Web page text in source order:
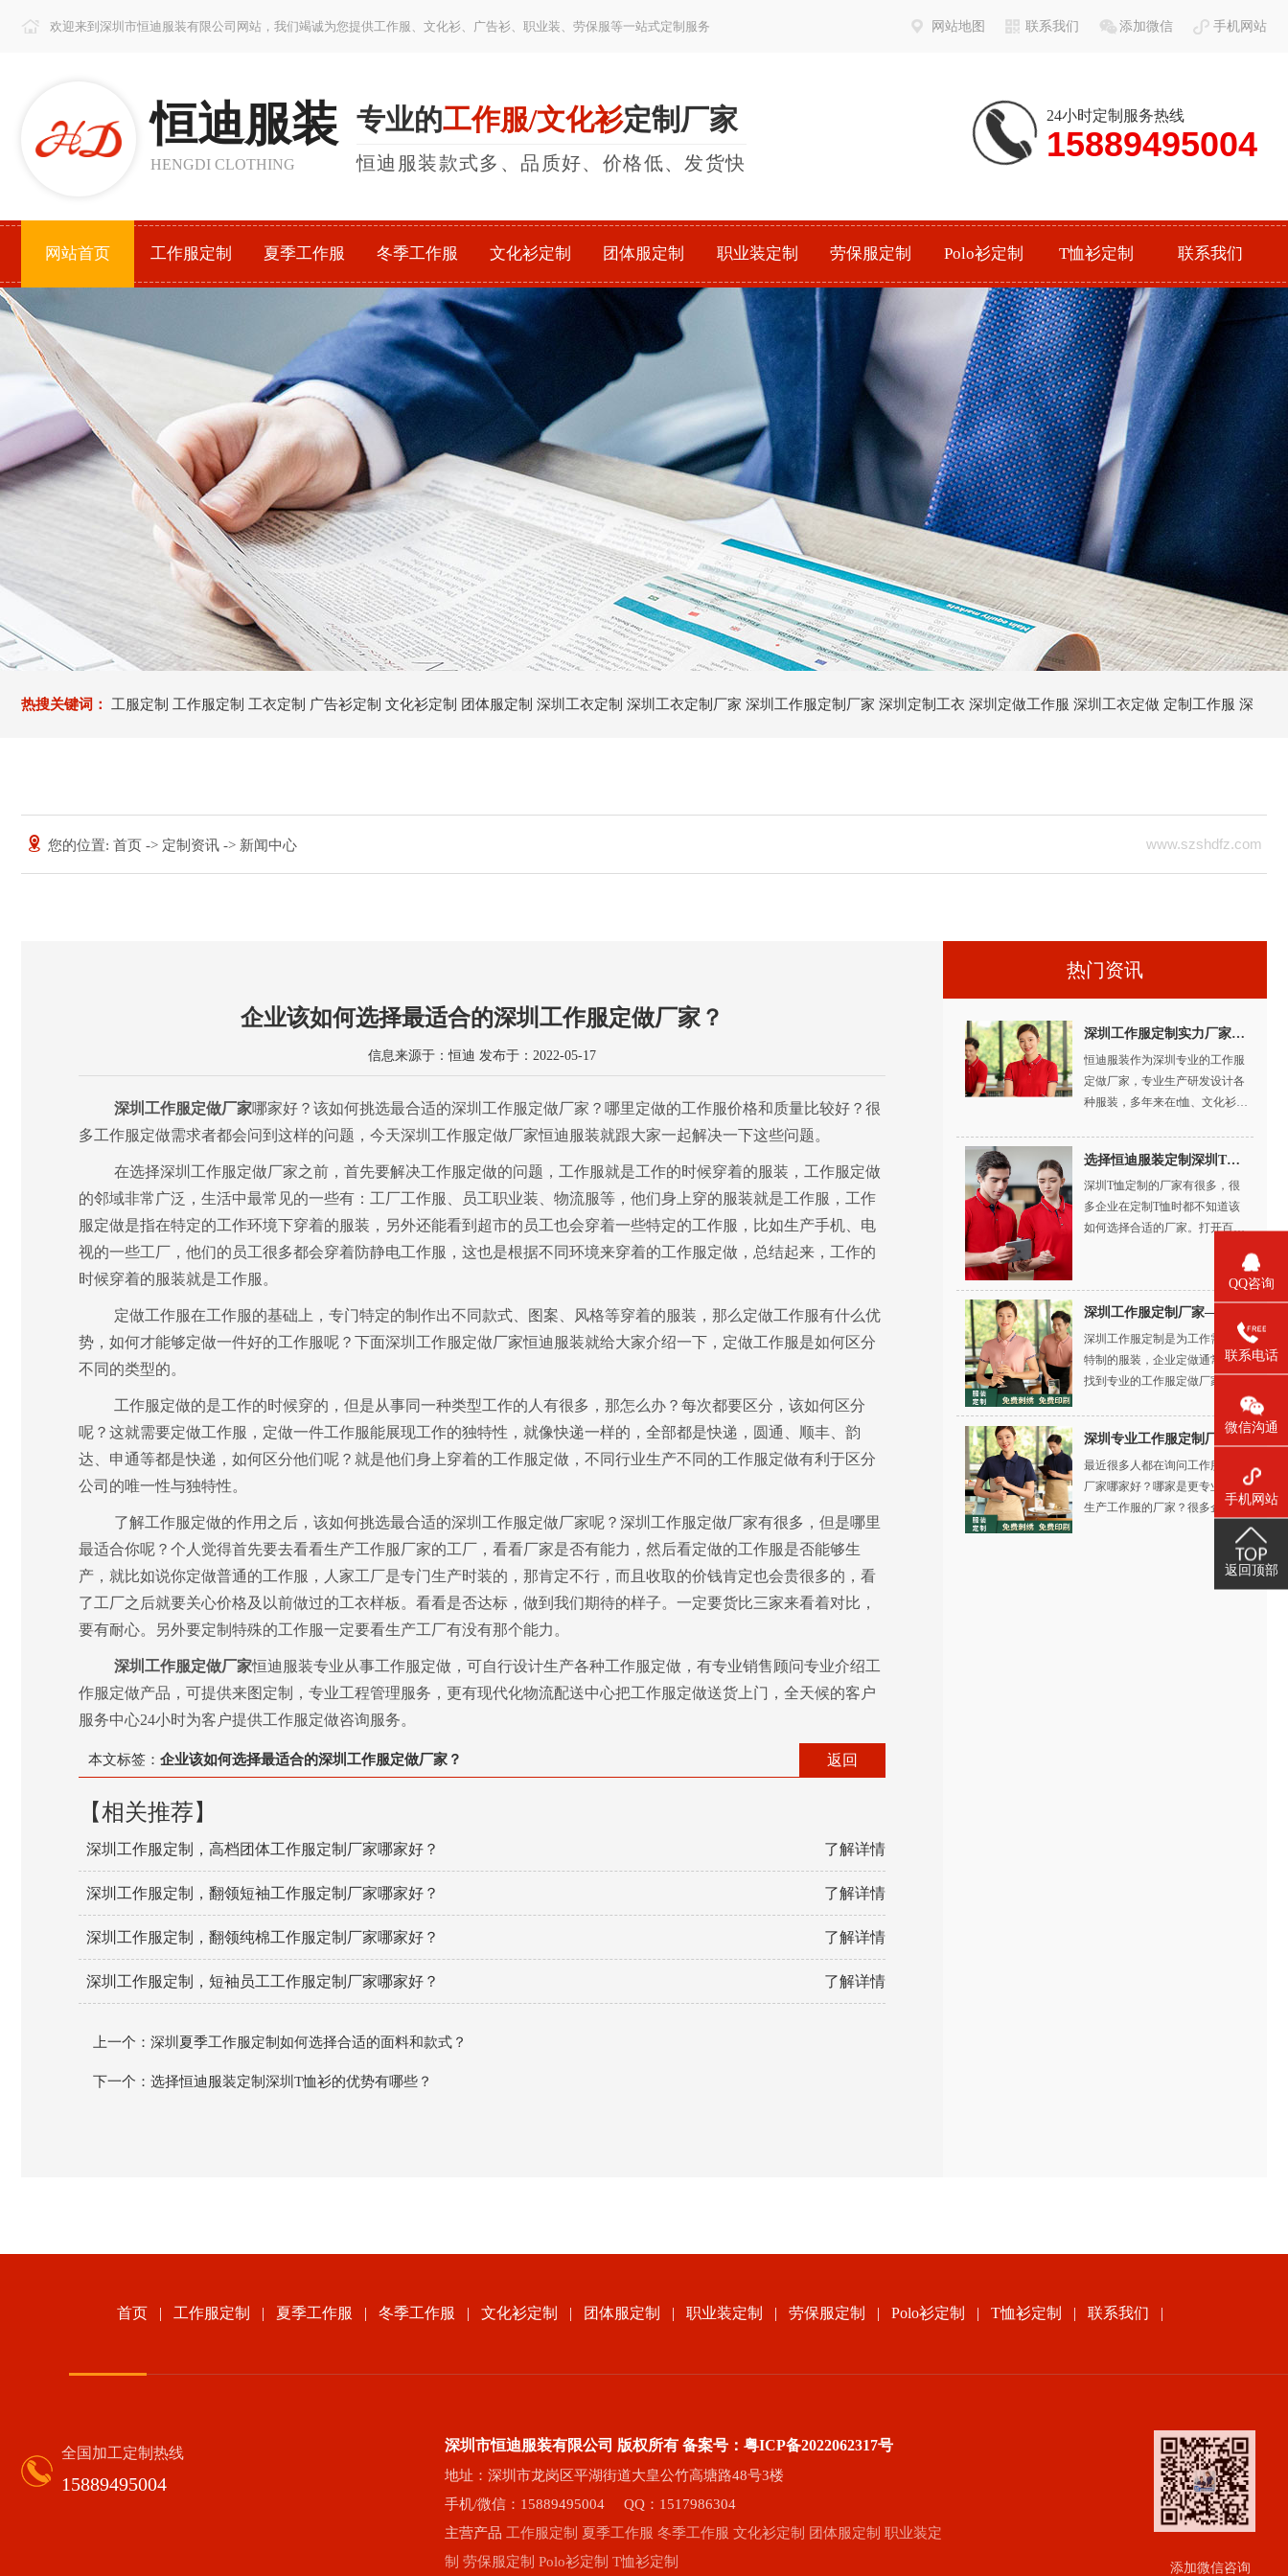
欢迎来到深圳市恒迪服装有限公司网站，我们竭诚为您提供工作服、文化衫、广告衫、职业装、劳保服等一站式定制服务 网站地图 联系我们 添加微信 手机网站
恒迪服装
HENGDI CLOTHING
专业的工作服/文化衫定制厂家
恒迪服装款式多、品质好、价格低、发货快
24小时定制服务热线
15889495004
网站首页 工作服定制 夏季工作服 冬季工作服 文化衫定制 团体服定制 职业装定制 劳保服定制 Polo衫定制 T恤衫定制 联系我们
热搜关键词： 工服定制 工作服定制 工衣定制 广告衫定制 文化衫定制 团体服定制 深圳工衣定制 深圳工衣定制厂家 深圳工作服定制厂家 深圳定制工衣 深圳定做工作服 深圳工衣定做 定制工作服 深
深圳广告衫定制 深圳Polo衫定制 深圳文化衫定制厂家 深圳冬季工作服 深圳定
您的位置: 首页 -> 定制资讯 -> 新闻中心 www.szshdfz.com
企业该如何选择最适合的深圳工作服定做厂家？
信息来源于：恒迪 发布于：2022-05-17
深圳工作服定做厂家哪家好？该如何挑选最合适的深圳工作服定做厂家？哪里定做的工作服价格和质量比较好？很
多工作服定做需求者都会问到这样的问题，今天深圳工作服定做厂家恒迪服装就跟大家一起解决一下这些问题。
在选择深圳工作服定做厂家之前，首先要解决工作服定做的问题，工作服就是工作的时候穿着的服装，工作服定做
的邻域非常广泛，生活中最常见的一些有：工厂工作服、员工职业装、物流服等，他们身上穿的服装就是工作服，工作
服定做是指在特定的工作环境下穿着的服装，另外还能看到超市的员工也会穿着一些特定的工作服，比如生产手机、电
视的一些工厂，他们的员工很多都会穿着防静电工作服，这也是根据不同环境来穿着的工作服定做，总结起来，工作的
时候穿着的服装就是工作服。
定做工作服在工作服的基础上，专门特定的制作出不同款式、图案、风格等穿着的服装，那么定做工作服有什么优
势，如何才能够定做一件好的工作服呢？下面深圳工作服定做厂家恒迪服装就给大家介绍一下，定做工作服是如何区分
不同的类型的。
工作服定做的是工作的时候穿的，但是从事同一种类型工作的人有很多，那怎么办？每次都要区分，该如何区分
呢？这就需要定做工作服，定做一件工作服能展现工作的独特性，就像快递一样的，全部都是快递，圆通、顺丰、韵
达、申通等都是快递，如何区分他们呢？就是他们身上穿着的工作服定做，不同行业生产不同的工作服定做有利于区分
公司的唯一性与独特性。
了解工作服定做的作用之后，该如何挑选最合适的深圳工作服定做厂家呢？深圳工作服定做厂家有很多，但是哪里
最适合你呢？个人觉得首先要去看看生产工作服厂家的工厂，看看厂家是否有能力，然后看定做的工作服是否能够生
产，就比如说你定做普通的工作服，人家工厂是专门生产时装的，那肯定不行，而且收取的价钱肯定也会贵很多的，看
了工厂之后就要关心价格及以前做过的工衣样板。看看是否达标，做到我们期待的样子。一定要货比三家来看着对比，
要有耐心。另外要定制特殊的工作服一定要看生产工厂有没有那个能力。
深圳工作服定做厂家恒迪服装专业从事工作服定做，可自行设计生产各种工作服定做，有专业销售顾问专业介绍工
作服定做产品，可提供来图定制，专业工程管理服务，更有现代化物流配送中心把工作服定做送货上门，全天候的客户
服务中心24小时为客户提供工作服定做咨询服务。
本文标签： 企业该如何选择最适合的深圳工作服定做厂家？ 返回
【相关推荐】
深圳工作服定制，高档团体工作服定制厂家哪家好？ 了解详情
深圳工作服定制，翻领短袖工作服定制厂家哪家好？ 了解详情
深圳工作服定制，翻领纯棉工作服定制厂家哪家好？ 了解详情
深圳工作服定制，短袖员工工作服定制厂家哪家好？ 了解详情
上一个：深圳夏季工作服定制如何选择合适的面料和款式？
下一个：选择恒迪服装定制深圳T恤衫的优势有哪些？
热门资讯
深圳工作服定制实力厂家特征有哪些？
恒迪服装作为深圳专业的工作服
定做厂家，专业生产研发设计各
种服装，多年来在t恤、文化衫、
意见，我们欢迎您随时提出指
导！
选择恒迪服装定制深圳T恤衫的优势有哪些？
深圳T恤定制的厂家有很多，很
多企业在定制T恤时都不知道该
如何选择合适的厂家。打开百度
位的就是深圳市恒迪服装有限公
司，于是很多都是直接问着品牌
就来了。
深圳工作服定制是为工作需要而
特制的服装，企业定做通常都会
找到专业的工作服定做厂家。工
作服定制厂家设计时需根据行业
的要求，提供最佳设计方案，为
顾客打造富于内涵及品位的全新
职业形象。
深圳专业工作服定制厂家哪家好？
最近很多人都在询问工作服定制
厂家哪家好？哪家是更专业设计
生产工作服的厂家？很多企业定
做工作服时想知道，下面给小编
给您介绍一家深圳知名的工作服
定制厂家——深圳市恒迪服装有
首页 | 工作服定制 | 夏季工作服 | 冬季工作服 | 文化衫定制 | 团体服定制 | 职业装定制 | 劳保服定制 | Polo衫定制 | T恤衫定制 | 联系我们 |
全国加工定制热线
15889495004
深圳市恒迪服装有限公司 版权所有 备案号： 粤ICP备2022062317号
地址：深圳市龙岗区平湖街道大皇公竹高塘路48号3楼
手机/微信：15889495004 QQ：1517986304
主营产品 工作服定制 夏季工作服 冬季工作服 文化衫定制 团体服定制 职业装定
制 劳保服定制 Polo衫定制 T恤衫定制 添加微信咨询
QQ咨询
联系电话
微信沟通
手机网站
返回顶部